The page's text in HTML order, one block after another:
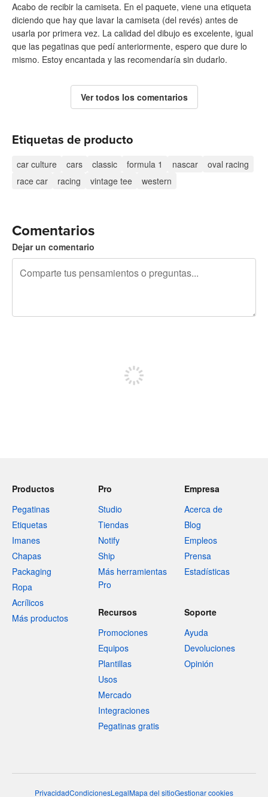
Acabo de recibir la camiseta. En el paquete, viene una etiqueta
diciendo que hay que lavar la camiseta (del revés) antes de
usarla por primera vez. La calidad del dibujo es excelente, igual
que las pegatinas que pedí anteriormente, espero que dure lo
mismo. Estoy encantada y las recomendaría sin dudarlo.
Ver todos los comentarios
Etiquetas de producto
car culture cars classic formula 1 nascar
oval racing
race car
racing vintage tee western
Comentarios
Dejar un comentario
Productos
Pegatinas
Etiquetas
Imanes
Chapas
Packaging
Ropa
Acrílicos
Más productos
Pro
Studio
Tiendas
Notify
Ship
Más herramientas
Pro
Empresa
Acerca de
Blog
Empleos
Prensa
Estadísticas
Recursos
Promociones
Equipos
Plantillas
Usos
Mercado
Integraciones
Pegatinas gratis
Soporte
Ayuda
Devoluciones
Opinión
PrivacidadCondicionesLegalMapa del sitioGestionar cookies